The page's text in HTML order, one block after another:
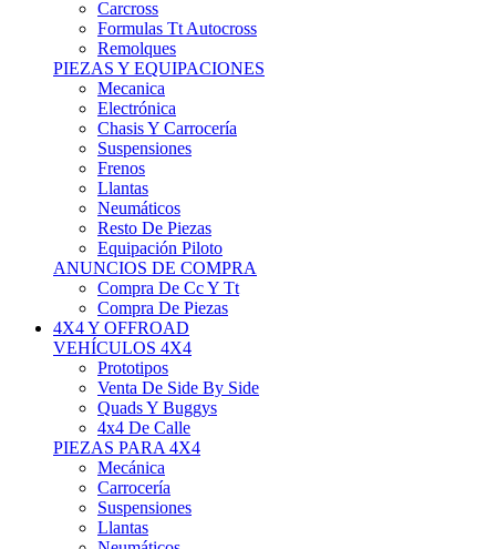
Remolques
PIEZAS Y EQUIPACIONES
Mecanica
Electrónica
Chasis Y Carrocería
Suspensiones
Frenos
Llantas
Neumáticos
Resto De Piezas
Equipación Piloto
ANUNCIOS DE COMPRA
Compra De Cc Y Tt
Compra De Piezas
4X4 Y OFFROAD
VEHÍCULOS 4X4
Prototipos
Venta De Side By Side
Quads Y Buggys
4x4 De Calle
PIEZAS PARA 4X4
Mecánica
Carrocería
Suspensiones
Llantas
Neumáticos
ANUNCIOS DE COMPRA